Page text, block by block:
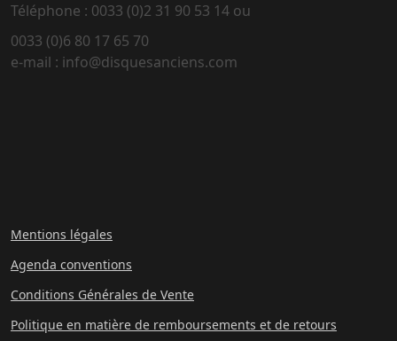
Téléphone : 0033 (0)2 31 90 53 14 ou
0033 (0)6 80 17 65 70
e-mail : info@disquesanciens.com
Mentions légales
Agenda conventions
Conditions Générales de Vente
Politique en matière de remboursements et de retours